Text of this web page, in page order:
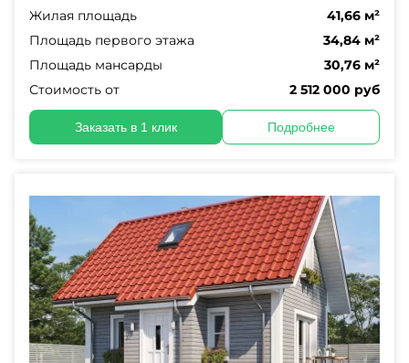
Жилая площадь
41,66 м²
Площадь первого этажа
34,84 м²
Площадь мансарды
30,76 м²
Стоимость от
2 512 000 руб
Заказать в 1 клик Подробнее